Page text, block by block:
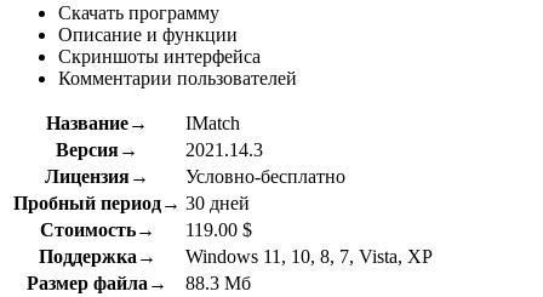
Скачать программу
Описание и функции
Скриншоты интерфейса
Комментарии пользователей
Название→
IMatch
Версия→
2021.14.3
Лицензия→
Условно-бесплатно
Пробный период→ 30 дней
Стоимость→
119.00 $
Поддержка→
Windows 11, 10, 8, 7, Vista, XP
Размер файла→
88.3 Мб